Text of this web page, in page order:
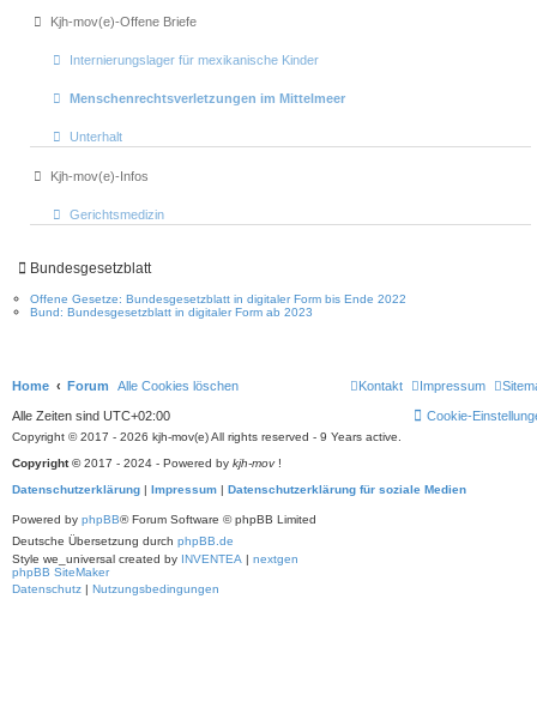
Kjh-mov(e)-Offene Briefe
Internierungslager für mexikanische Kinder
Menschenrechtsverletzungen im Mittelmeer
Unterhalt
Kjh-mov(e)-Infos
Gerichtsmedizin
Bundesgesetzblatt
Offene Gesetze: Bundesgesetzblatt in digitaler Form bis Ende 2022
Bund: Bundesgesetzblatt in digitaler Form ab 2023
Home Forum Impressum
Kontakt
Alle Cookies löschen
Alle Zeiten sind UTC+02:00 Cookie-
Copyright © 2017 - 2026 kjh-mov(e) All rights reserved - 9 Years active.
Copyright ©2017 - 2024 - Powered by kjh-mov!
Datenschutzerklärung | Impressum | Datenschutzerklärung für soziale Medien
Powered by phpBB® Forum Software © phpBB Limited
Deutsche Übersetzung durch phpBB.de
Style we_universal created by INVENTEA | nextgen
phpBB SiteMaker
Datenschutz | Nutzungsbedingungen